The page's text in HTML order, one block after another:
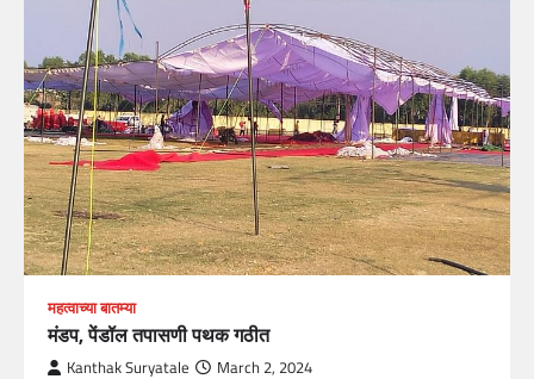
महत्वाच्या बातम्या
मंडप, पेंडॉल तपासणी पथक गठीत
Kanthak Suryatale March 2, 2024